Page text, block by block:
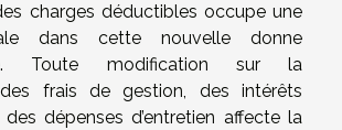
charges déductibles occupe une
dans cette nouvelle donne
Toute modification sur la
frais de gestion, des intérêts
des dépenses d’entretien affecte la